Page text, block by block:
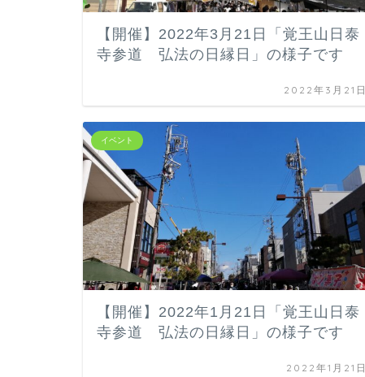
【開催】2022年3月21日「覚王山日泰
寺参道 弘法の日縁日」の様子です
2022年3月21日
イベント
【開催】2022年1月21日「覚王山日泰
寺参道 弘法の日縁日」の様子です
2022年1月21日